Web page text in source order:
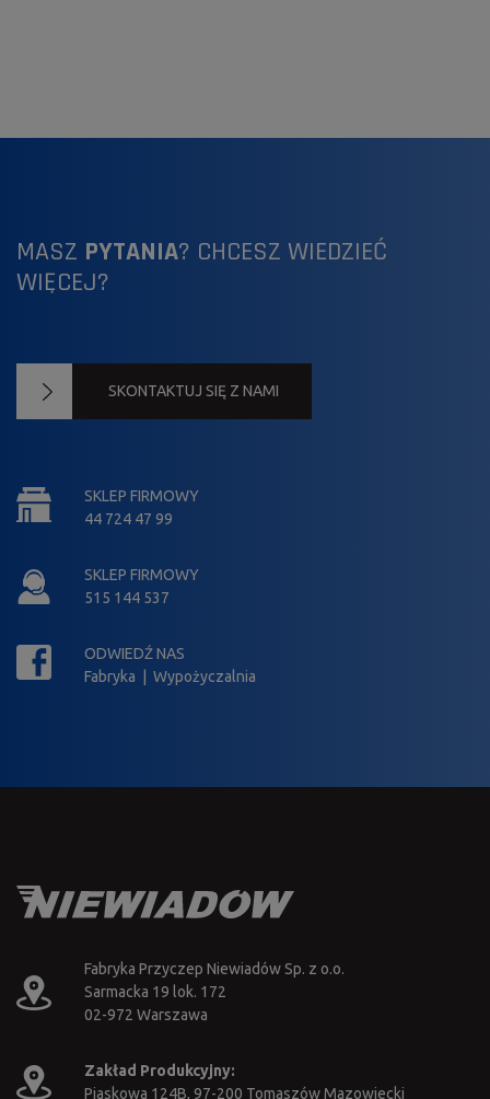
MASZ PYTANIA? CHCESZ WIEDZIEĆ
WIĘCEJ?
SKONTAKTUJ SIĘ Z NAMI
SKLEP FIRMOWY
44 724 47 99
SKLEP FIRMOWY
515 144 537
ODWIEDŹ NAS
Fabryka
Wypożyczalnia
Fabryka Przyczep Niewiadów Sp. z o.o.
Sarmacka 19 lok. 172
02-972 Warszawa
Zakład Produkcyjny:
Piaskowa 124B, 97-200 Tomaszów Mazowiecki